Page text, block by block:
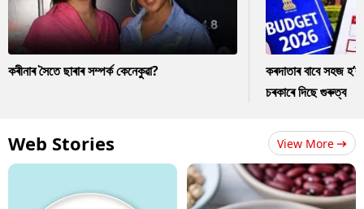
কৰীনাৰ সৈতে ছাৰাৰ সম্পৰ্ক কেনেকুৱা?
কৰদাতাৰ বাবে সহজ
চৰকাৰে দিছে গুৰুত্ব
Web Stories View More